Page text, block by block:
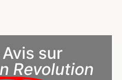
sur
Revolution